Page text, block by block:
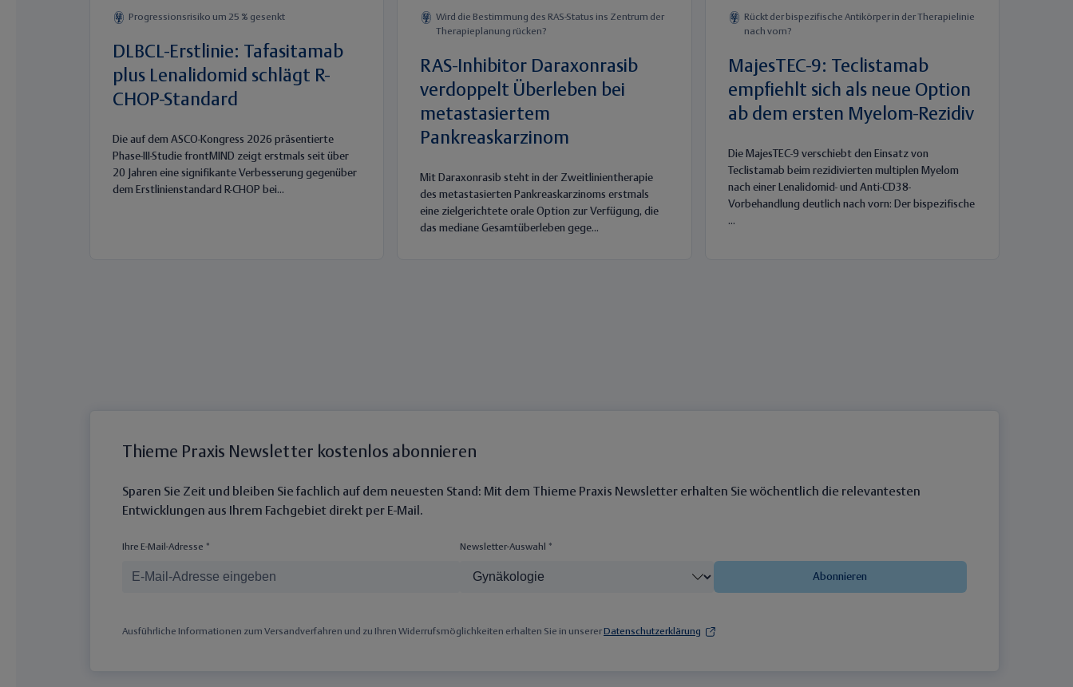
Progressionsrisiko um 25 % gesenkt
DLBCL-Erstlinie: Tafasitamab
plus Lenalidomid schlägt R-
CHOP-Standard
Die auf dem ASCO-Kongress 2026 präsentierte
Phase-III-Studie frontMIND zeigt erstmals seit über
20 Jahren eine signifikante Verbesserung gegenüber
dem Erstlinienstandard R-CHOP bei...
Wird die Bestimmung des RAS-Status ins Zentrum der
Therapieplanung rücken?
RAS-Inhibitor Daraxonrasib
verdoppelt Überleben bei
metastasiertem
Pankreaskarzinom
Mit Daraxonrasib steht in der Zweitlinientherapie
des metastasierten Pankreaskarzinoms erstmals
eine zielgerichtete orale Option zur Verfügung, die
das mediane Gesamtüberleben gege...
Rückt der bispezifische Antikörper in der Therapielinie
nach vorn?
MajesTEC-9: Teclistamab
empfiehlt sich als neue Option
ab dem ersten Myelom-Rezidiv
Die MajesTEC-9 verschiebt den Einsatz von
Teclistamab beim rezidivierten multiplen Myelom
nach einer Lenalidomid- und Anti-CD38-
Vorbehandlung deutlich nach vorn: Der bispezifische
...
Thieme Praxis Newsletter kostenlos abonnieren
Sparen Sie Zeit und bleiben Sie fachlich auf dem neuesten Stand: Mit dem Thieme Praxis Newsletter erhalten Sie wöchentlich die relevantesten
Entwicklungen aus Ihrem Fachgebiet direkt per E-Mail.
Ihre E-Mail-Adresse * Newsletter-Auswahl *
Abonnieren
Ausführliche Informationen zum Versandverfahren und zu Ihren Widerrufsmöglichkeiten erhalten Sie in unsererDatenschutzerklärung